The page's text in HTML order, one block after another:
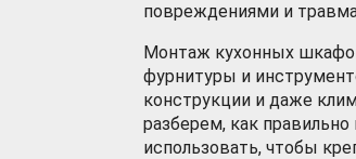
повреждениями и
Монтаж кухонных
фурнитуры и
конструкции и даже
разберем, как
использовать, чтобы